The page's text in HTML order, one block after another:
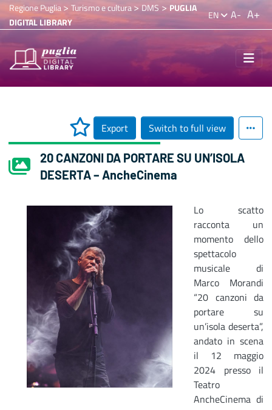
Regione Puglia> Turismo e cultura>DMS > PUGLIA
DIGITAL LIBRARY
EN A- A+
Export Switch to full view
20 CANZONI DA PORTARE SU UN’ISOLA
DESERTA – AncheCinema
Lo scatto
racconta un
momento dello
spettacolo
musicale di
Marco Morandi
“20 canzoni da
portare su
un’isola deserta”,
andato in scena
il 12 maggio
2024 presso il
Teatro
AncheCinema di